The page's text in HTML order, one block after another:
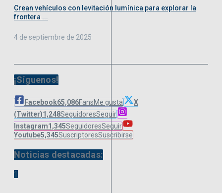
Crean vehículos con levitación lumínica para explorar la
frontera ...
4 de septiembre de 2025
¡Síguenos!
Facebook65,086FansMe gusta
X
(Twitter)1,248SeguidoresSeguir
Instagram1,345SeguidoresSeguir
Youtube5,345SuscriptoresSuscribirse
Noticias destacadas:
1